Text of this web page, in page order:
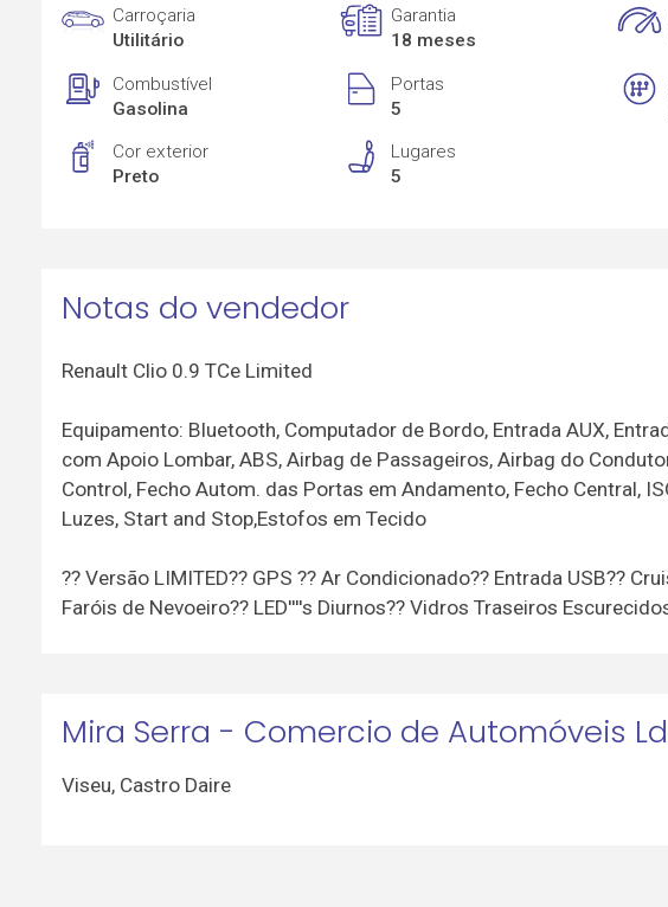
Carroçaria
Utilitário
Garantia
18 meses
Combustível
Gasolina
Portas
5
Cor exterior
Preto
Lugares
5
Notas do vendedor
Renault Clio 0.9 TCe Limited
Equipamento: Bluetooth, Computador de Bordo, Entrada AUX,
com Apoio Lombar, ABS, Airbag de Passageiros, Airbag do
Control, Fecho Autom. das Portas em Andamento, Fecho Central,
Luzes, Start and Stop,Estofos em Tecido
?? Versão LIMITED?? GPS ?? Ar Condicionado?? Entrada USB??
Faróis de Nevoeiro?? LED''''s Diurnos?? Vidros Traseiros
Mira Serra - Comercio de Automóveis
Viseu, Castro Daire